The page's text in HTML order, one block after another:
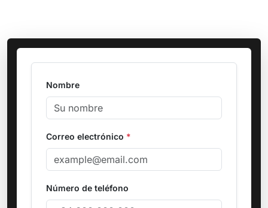
Nombre
Correo electrónico *
Número de teléfono